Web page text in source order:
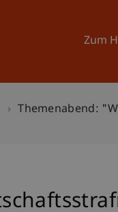
Zum
Themenabend: